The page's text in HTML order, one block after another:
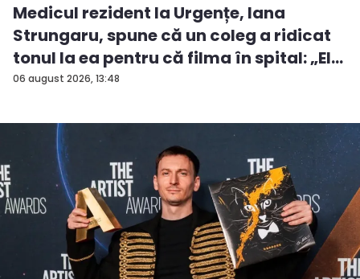
06 august 2026, 13:48
Medicul rezident la Urgențe, Iana
Strungaru, spune că un coleg a ridicat
tonul la ea pentru că filma în spital: „El
a...